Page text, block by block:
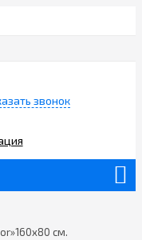
звонок
см.